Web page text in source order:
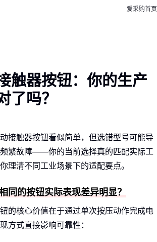
爱采购首页
触器按钮：你的生产
了吗？
接触器按钮看似简单，但选错型号可能导
繁故障——你的当前选择真的匹配实际工
理清不同工业场景下的适配要点。
同的按钮实际表现差异明显？
的核心价值在于通过单次按压动作完成电
方式直接影响可靠性：